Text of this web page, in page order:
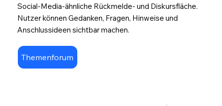
Social-Media-ähnliche Rückmelde- und Diskursfläche.
Nutzer können Gedanken, Fragen, Hinweise und
Anschlussideen sichtbar machen.
Themenforum